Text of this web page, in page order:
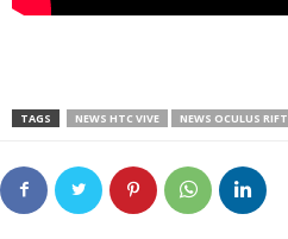
TAGS NEWS HTC VIVE NEWS OCULUS RIFT